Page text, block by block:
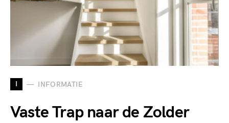
I INFORMATIE
Vaste Trap naar de Zolder